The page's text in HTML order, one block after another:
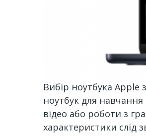
Вибір ноутбука Apple
ноутбук для
відео або роботи з
характеристики слід